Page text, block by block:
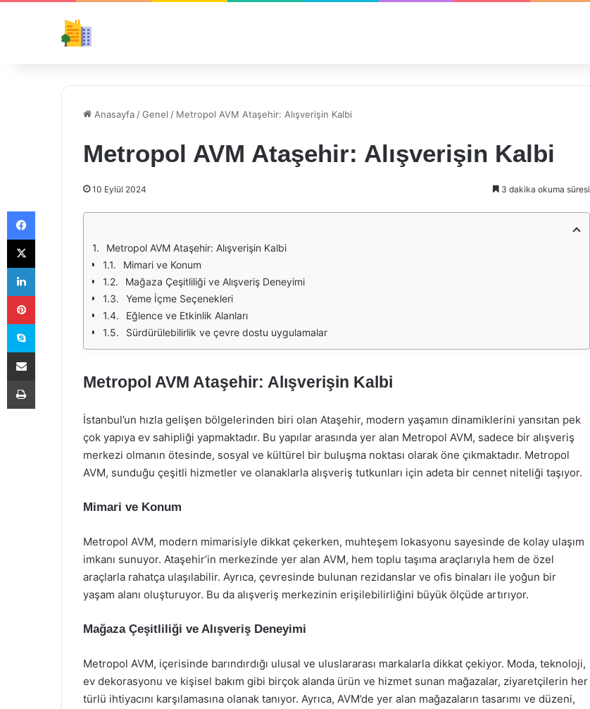
Anasayfa /Genel / Metropol AVM Ataşehir: Alışverişin Kalbi
Metropol AVM Ataşehir: Alışverişin Kalbi
10 Eylül 2024 3 dakika okuma süresi
Metropol AVM Ataşehir: Alışverişin Kalbi
Mimari ve Konum
Mağaza Çeşitliliği ve Alışveriş Deneyimi
Yeme İçme Seçenekleri
Eğlence ve Etkinlik Alanları
Sürdürülebilirlik ve çevre dostu uygulamalar
Metropol AVM Ataşehir: Alışverişin Kalbi
İstanbul’un hızla gelişen bölgelerinden biri olan Ataşehir, modern yaşamın dinamiklerini yansıtan pek
çok yapıya ev sahipliği yapmaktadır. Bu yapılar arasında yer alan Metropol AVM, sadece bir alışveriş
merkezi olmanın ötesinde, sosyal ve kültürel bir buluşma noktası olarak öne çıkmaktadır. Metropol
AVM, sunduğu çeşitli hizmetler ve olanaklarla alışveriş tutkunları için adeta bir cennet niteliği taşıyor.
Mimari ve Konum
Metropol AVM, modern mimarisiyle dikkat çekerken, muhteşem lokasyonu sayesinde de kolay ulaşım
imkanı sunuyor. Ataşehir’in merkezinde yer alan AVM, hem toplu taşıma araçlarıyla hem de özel
araçlarla rahatça ulaşılabilir. Ayrıca, çevresinde bulunan rezidanslar ve ofis binaları ile yoğun bir
yaşam alanı oluşturuyor. Bu da alışveriş merkezinin erişilebilirliğini büyük ölçüde artırıyor.
Mağaza Çeşitliliği ve Alışveriş Deneyimi
Metropol AVM, içerisinde barındırdığı ulusal ve uluslararası markalarla dikkat çekiyor. Moda, teknoloji,
ev dekorasyonu ve kişisel bakım gibi birçok alanda ürün ve hizmet sunan mağazalar, ziyaretçilerin her
türlü ihtiyacını karşılamasına olanak tanıyor. Ayrıca, AVM’de yer alan mağazaların tasarımı ve düzeni,
Facebook
X
LinkedIn
Pinterest
Skype
E-Posta ile paylaş